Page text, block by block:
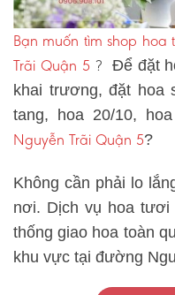
Bạn muốn tìm shop
Trãi Quận 5 ?Để đặt
khai trương, đặt hoa
tang, hoa 20/10,
Nguyễn Trãi Quận 5?
Không cần phải lo
nơi. Dịch vụ hoa tươi
thống giao hoa toàn
khu vực tại đường